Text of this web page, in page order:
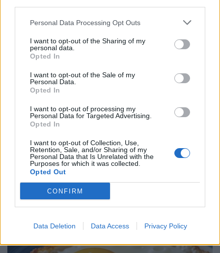
Personal Data Processing Opt Outs
I want to opt-out of the Sharing of my
personal data.
Opted In
I want to opt-out of the Sale of my
Personal Data.
Opted In
I want to opt-out of processing my
Personal Data for Targeted Advertising.
Opted In
I want to opt-out of Collection, Use,
Retention, Sale, and/or Sharing of my
Personal Data that Is Unrelated with the
Purposes for which it was collected.
Opted Out
CONFIRM
Data Deletion Data Access Privacy Policy
Classifica di Premiership
24 Bath (+99 differenza punti) e Bristol (+93)
29 Saracens
25 Leicester Tigers
19 Harlequins
15 Northampton Saints
8 Newcastle Falcons
6 Exeter Chiefs